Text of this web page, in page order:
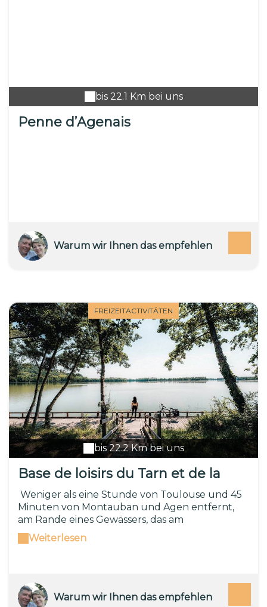
bis 22.1 Km bei uns
Penne d’Agenais
Warum wir Ihnen das empfehlen
FREIZEITACTIVITÄTEN
bis 22.2 Km bei uns
Base de loisirs du Tarn et de la
Garonne
Weniger als eine Stunde von Toulouse und 45
Minuten von Montauban und Agen entfernt,
am Rande eines Gewässers, das am
Zusammenfluss von Tarn und Garonne
entsteht, in Saint Nicolas de la Grave, dem
Naturgelände von 29 Hektar gelegen, das der
Entdeckung, Entspannung und dem Spielen
Weiterlesen
Warum wir Ihnen das empfehlen